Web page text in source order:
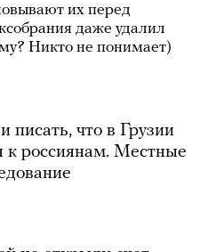
их перед
даже удалил
Никто не понимает)
писать, что в Грузии
к россиянам. Местные